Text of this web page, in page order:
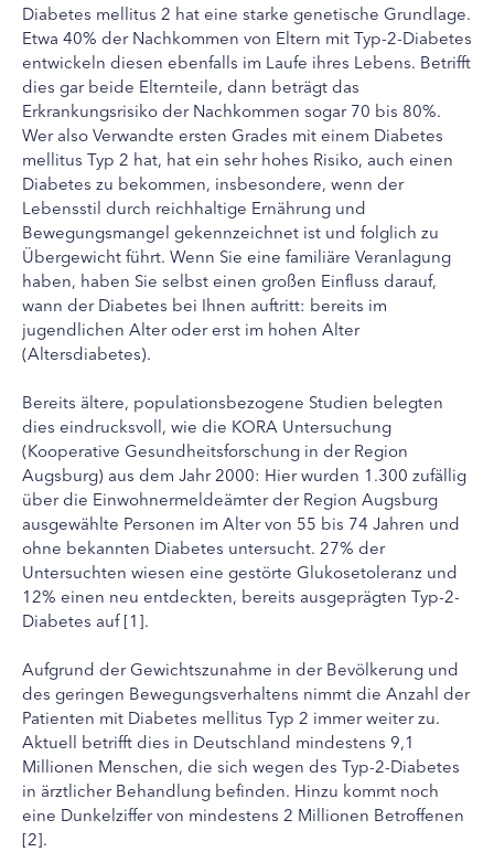
Diabetes mellitus 2 hat eine starke genetische Grundlage.
Etwa 40% der Nachkommen von Eltern mit Typ-2-Diabetes
entwickeln diesen ebenfalls im Laufe ihres Lebens. Betrifft
dies gar beide Elternteile, dann beträgt das
Erkrankungsrisiko der Nachkommen sogar 70 bis 80%.
Wer also Verwandte ersten Grades mit einem Diabetes
mellitus Typ 2 hat, hat ein sehr hohes Risiko, auch einen
Diabetes zu bekommen, insbesondere, wenn der
Lebensstil durch reichhaltige Ernährung und
Bewegungsmangel gekennzeichnet ist und folglich zu
Übergewicht führt. Wenn Sie eine familiäre Veranlagung
haben, haben Sie selbst einen großen Einfluss darauf,
wann der Diabetes bei Ihnen auftritt: bereits im
jugendlichen Alter oder erst im hohen Alter
(Altersdiabetes).
Bereits ältere, populationsbezogene Studien belegten
dies eindrucksvoll, wie die KORA Untersuchung
(Kooperative Gesundheitsforschung in der Region
Augsburg) aus dem Jahr 2000: Hier wurden 1.300 zufällig
über die Einwohnermeldeämter der Region Augsburg
ausgewählte Personen im Alter von 55 bis 74 Jahren und
ohne bekannten Diabetes untersucht. 27% der
Untersuchten wiesen eine gestörte Glukosetoleranz und
12% einen neu entdeckten, bereits ausgeprägten Typ-2-
Diabetes auf [1].
Aufgrund der Gewichtszunahme in der Bevölkerung und
des geringen Bewegungsverhaltens nimmt die Anzahl der
Patienten mit Diabetes mellitus Typ 2 immer weiter zu.
Aktuell betrifft dies in Deutschland mindestens 9,1
Millionen Menschen, die sich wegen des Typ-2-Diabetes
in ärztlicher Behandlung befinden. Hinzu kommt noch
eine Dunkelziffer von mindestens 2 Millionen Betroffenen
[2].